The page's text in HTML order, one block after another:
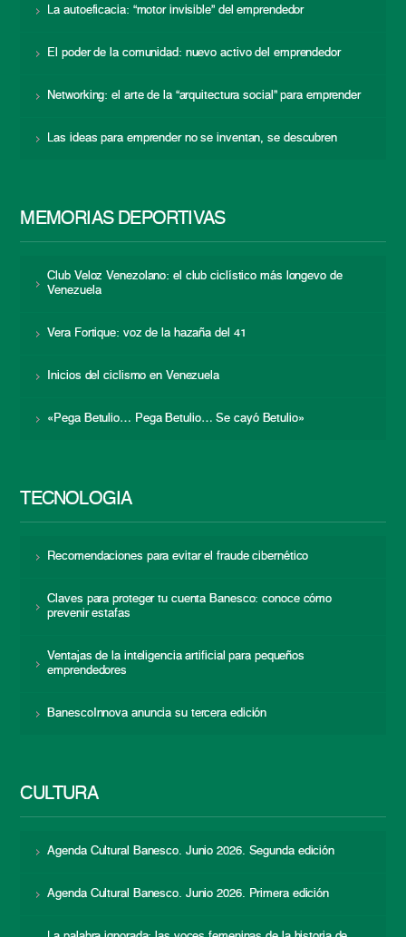
La autoeficacia: “motor invisible” del emprendedor
El poder de la comunidad: nuevo activo del emprendedor
Networking: el arte de la “arquitectura social” para emprender
Las ideas para emprender no se inventan, se descubren
MEMORIAS DEPORTIVAS
Club Veloz Venezolano: el club ciclístico más longevo de
Venezuela
Vera Fortique: voz de la hazaña del 41
Inicios del ciclismo en Venezuela
«Pega Betulio… Pega Betulio… Se cayó Betulio»
TECNOLOGÍA
Recomendaciones para evitar el fraude cibernético
Claves para proteger tu cuenta Banesco: conoce cómo
prevenir estafas
Ventajas de la inteligencia artificial para pequeños
emprendedores
BanescoInnova anuncia su tercera edición
CULTURA
Agenda Cultural Banesco. Junio 2026. Segunda edición
Agenda Cultural Banesco. Junio 2026. Primera edición